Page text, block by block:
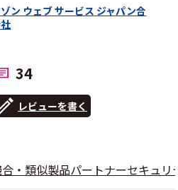
ン ウェブ サービス ジャパン合
34
レビューを書く
・類似製品パートナーセキュリ